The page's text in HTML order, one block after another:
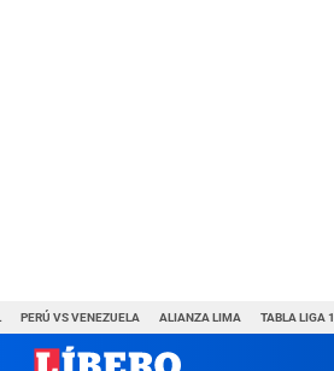
PERÚ VS VENEZUELA ALIANZA LIMA TABLA LIGA 1